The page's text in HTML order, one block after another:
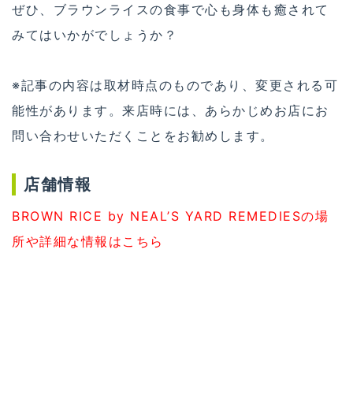
ぜひ、ブラウンライスの食事で心も身体も癒されて
みてはいかがでしょうか？
※記事の内容は取材時点のものであり、変更される可
能性があります。来店時には、あらかじめお店にお
問い合わせいただくことをお勧めします。
店舗情報
BROWN RICE by NEAL’S YARD REMEDIESの場
所や詳細な情報はこちら